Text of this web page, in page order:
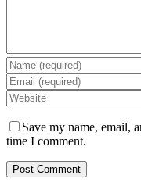
Save my name, email,
time I comment.